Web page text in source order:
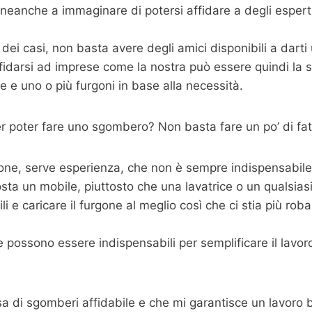
a immaginare di potersi affidare a degli
casi, non basta avere degli amici disponibili a
ad imprese come la nostra può essere quindi la
e uno o più furgoni in base alla necessità.
poter fare uno sgombero? Non basta fare un po’ di
serve esperienza, che non è sempre
un mobile, piuttosto che una lavatrice o un
e caricare il furgone al meglio così che ci stia più
possono essere indispensabili per semplificare il
di sgomberi affidabile e che mi garantisce un lavoro